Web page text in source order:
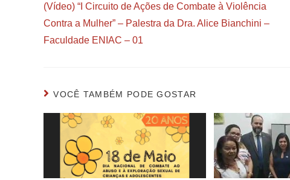
(Vídeo) “I Circuito de Ações de Combate à Violência
Contra a Mulher” – Palestra da Dra. Alice Bianchini –
Faculdade ENIAC – 01
VOCÊ TAMBÉM PODE GOSTAR